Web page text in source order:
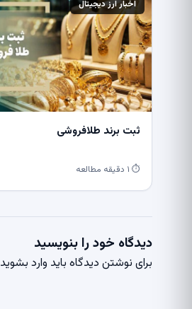
اخبار ارز دیجیتال
ثبت برند طلافروشی
⏱ ۱ دقیقه مطالعه
دیدگاه خود را بنویسید
برای نوشتن دیدگاه باید وارد بشوید